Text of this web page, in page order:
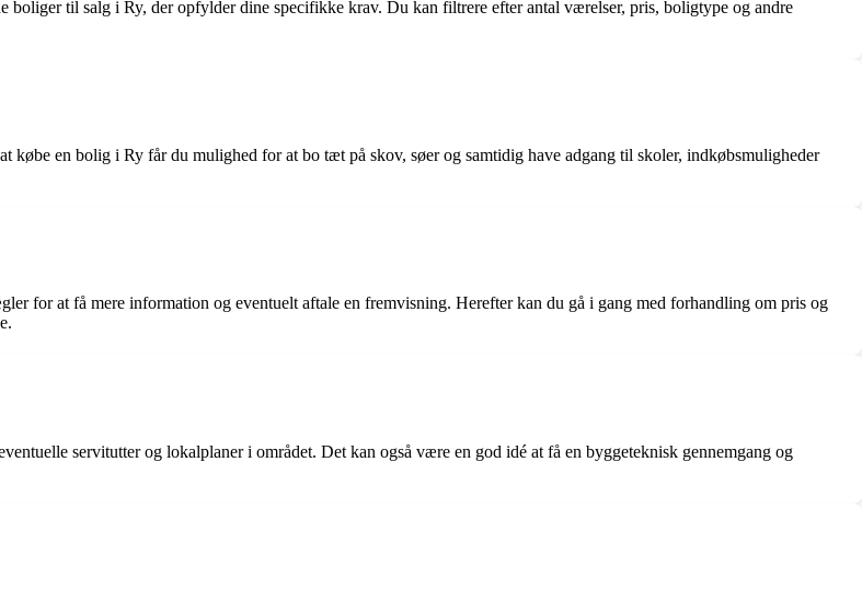
til salg i Ry, der opfylder dine specifikke krav. Du kan filtrere efter antal værelser, pris, boligtype og andre
købe en bolig i Ry får du mulighed for at bo tæt på skov, søer og samtidig have adgang til skoler, indkøbsmuligheder
for at få mere information og eventuelt aftale en fremvisning. Herefter kan du gå i gang med forhandling om pris og
servitutter og lokalplaner i området. Det kan også være en god idé at få en byggeteknisk gennemgang og